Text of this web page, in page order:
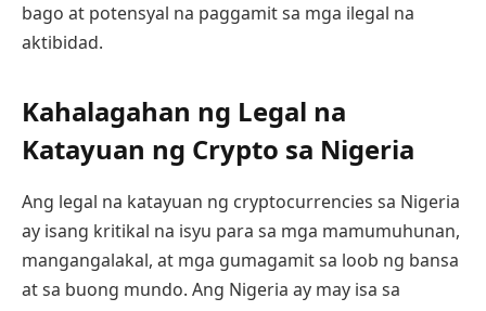
bago at potensyal na paggamit sa mga ilegal na
aktibidad.
Kahalagahan ng Legal na
Katayuan ng Crypto sa Nigeria
Ang legal na katayuan ng cryptocurrencies sa Nigeria
ay isang kritikal na isyu para sa mga mamumuhunan,
mangangalakal, at mga gumagamit sa loob ng bansa
at sa buong mundo. Ang Nigeria ay may isa sa